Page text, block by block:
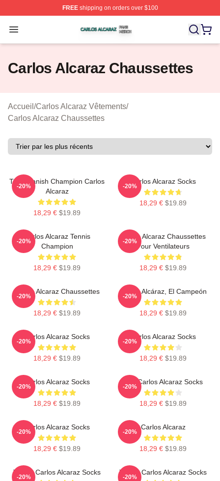
FREEshipping on orders over $100
Open menu
Carlos Alcaraz Shop ⚡️ Officially Licensed Carlos
Carlos Alcaraz Chaussettes
Accueil /Carlos Alcaraz Vêtements/
Carlos Alcaraz Chaussettes
The Spanish Champion Carlos
Alcaraz
18,29 € $19.89
-20%
Carlos Alcaraz Socks
18,29 € $19.89
-20%
Carlos Alcaraz Tennis
Champion
18,29 € $19.89
-20%
Carlos Alcaraz Chaussettes
Pour Ventilateurs
18,29 € $19.89
-20%
Carlos Alcaraz Chaussettes
18,29 € $19.89
-20%
Carlos Alcáraz, El Campeón
18,29 € $19.89
-20%
Carlos Alcaraz Socks
18,29 € $19.89
-20%
Carlos Alcaraz Socks
18,29 € $19.89
-20%
Carlos Alcaraz Socks
18,29 € $19.89
-20%
The Carlos Alcaraz Socks
18,29 € $19.89
-20%
Carlos Alcaraz Socks
18,29 € $19.89
-20%
Carlos Alcaraz
18,29 € $19.89
-20%
Tennis Carlos Alcaraz Socks
-20%
Tennis Carlos Alcaraz Socks
-20%